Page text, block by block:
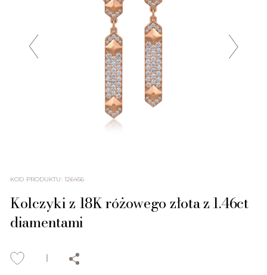
KOD PRODUKTU: 126456
Kolczyki z 18K różowego złota z 1.46ct
diamentami